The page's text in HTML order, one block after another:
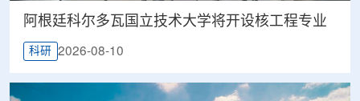
阿根廷科尔多瓦国立技术大学将开设核工程专业
科研 2026-08-10